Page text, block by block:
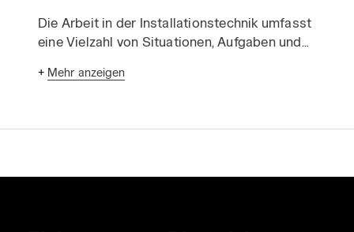
Die Arbeit in der Installationstechnik umfasst
eine Vielzahl von Situationen, Aufgaben und
Merkmalen. Sie kann in mehr oder weniger
Positionen erfordern. Je nach Branche kann
+ Mehr anzeigen